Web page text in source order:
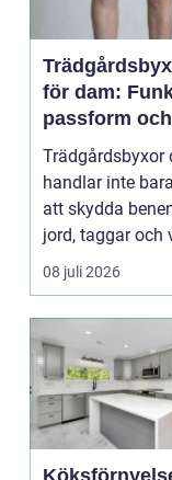
för dam:
passform och
hållbar stil i
rabatten
Trädgårdsbyxor
handlar inte
att skydda
jord, taggar och
08 juli 2026